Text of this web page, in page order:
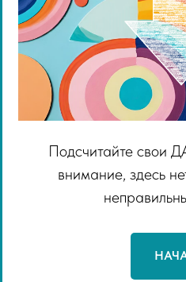
Подсчитайте свои
внимание, здесь